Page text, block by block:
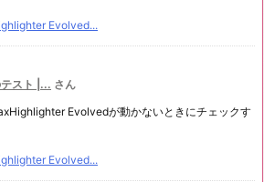
Evolved...
スト |... さん
Evolvedが動かないときにチェックす
Evolved...